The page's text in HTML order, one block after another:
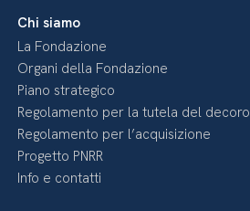
Chi siamo
La Fondazione
Organi della Fondazione
Piano strategico
Regolamento per la tutela del decoro
Regolamento per l’acquisizione
Progetto PNRR
Info e contatti